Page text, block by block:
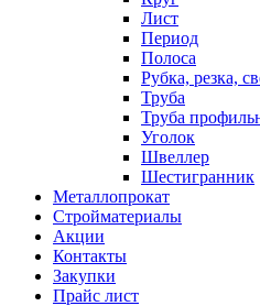
Лист
Период
Полоса
Рубка, резка,
Труба
Труба
Уголок
Швеллер
Шестигранник
Металлопрокат
Стройматериалы
Акции
Контакты
Закупки
Прайс лист